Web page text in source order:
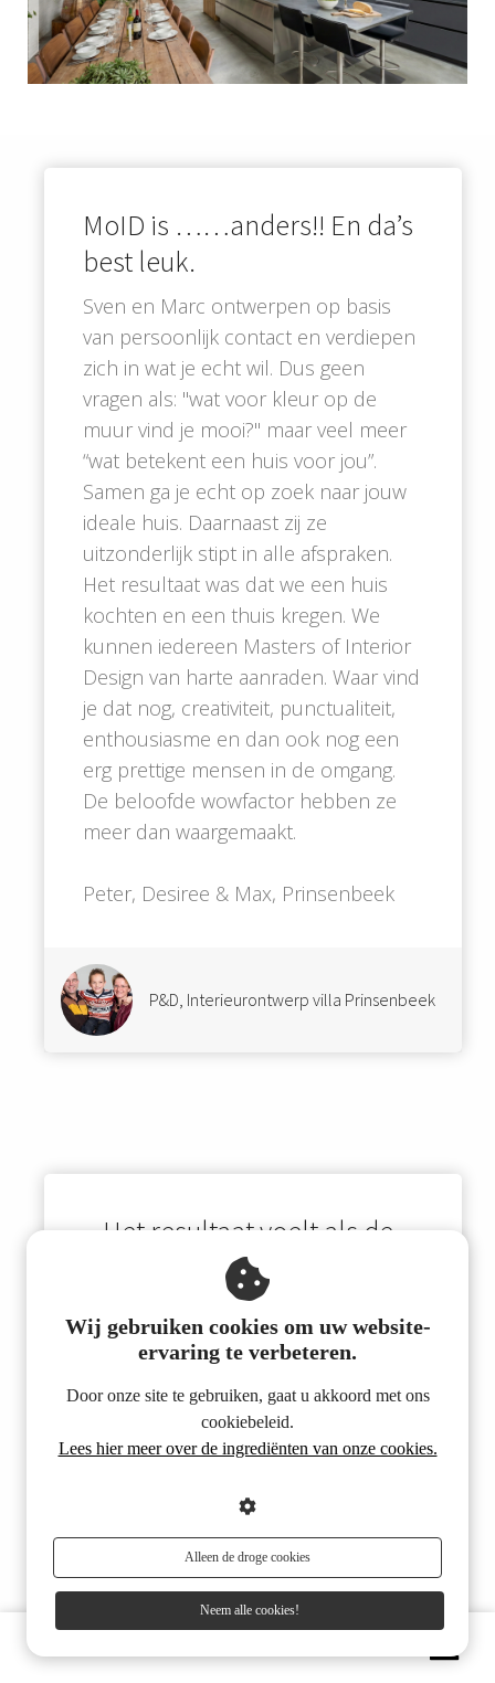
MoID is ……anders!! En da’s
best leuk.
Sven en Marc ontwerpen op basis
van persoonlijk contact en verdiepen
zich in wat je echt wil. Dus geen
vragen als: "wat voor kleur op de
muur vind je mooi?" maar veel meer
“wat betekent een huis voor jou”.
Samen ga je echt op zoek naar jouw
ideale huis. Daarnaast zij ze
uitzonderlijk stipt in alle afspraken.
Het resultaat was dat we een huis
kochten en een thuis kregen. We
kunnen iedereen Masters of Interior
Design van harte aanraden. Waar vind
je dat nog, creativiteit, punctualiteit,
enthousiasme en dan ook nog een
erg prettige mensen in de omgang.
De beloofde wowfactor hebben ze
meer dan waargemaakt.
Peter, Desiree & Max, Prinsenbeek
P&D, Interieurontwerp villa Prinsenbeek
...Het resultaat voelt als de
ultieme co-creatie... Hoe
herkenbaar en logisch.
Sven en Marc hebben eind vorig jaar
interieur gepresenteerd! En dat was
een enorm mooi en inspirerend
Hoewel de mannen het verrassende
ontwerp hebben bedacht, hebben wij
het gevoel dat we vooral hebben
samengewerkt; het resultaat voelt als
een ultieme co-creatie.
Wij gebruiken cookies om uw website-
ervaring te verbeteren.
Door onze site te gebruiken, gaat u akkoord met ons
cookiebeleid.
Lees hier meer over de ingrediënten van onze cookies.
Alleen de droge cookies
Neem alle cookies!